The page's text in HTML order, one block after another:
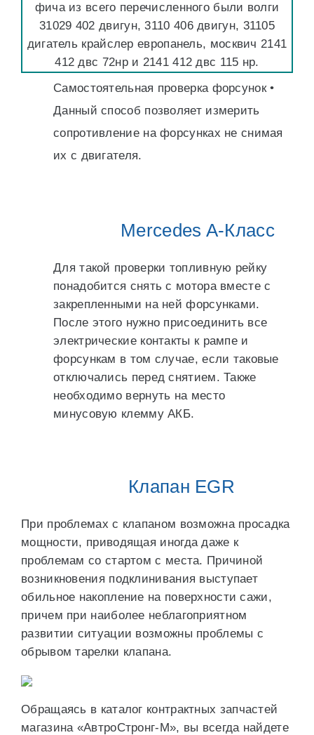
фича из всего перечисленного были волги
31029 402 двигун, 3110 406 двигун, 31105
дигатель крайслер европанель, москвич 2141
412 двс 72нр и 2141 412 двс 115 нр.
Самостоятельная проверка форсунок •
Данный способ позволяет измерить
сопротивление на форсунках не снимая
их с двигателя.
Mercedes A-Класс
Для такой проверки топливную рейку
понадобится снять с мотора вместе с
закрепленными на ней форсунками.
После этого нужно присоединить все
электрические контакты к рампе и
форсункам в том случае, если таковые
отключались перед снятием. Также
необходимо вернуть на место
минусовую клемму АКБ.
Клапан EGR
При проблемах с клапаном возможна просадка
мощности, приводящая иногда даже к
проблемам со стартом с места. Причиной
возникновения подклинивания выступает
обильное накопление на поверхности сажи,
причем при наиболее неблагоприятном
развитии ситуации возможны проблемы с
обрывом тарелки клапана.
Обращаясь в каталог контрактных запчастей
магазина «АвтроСтронг-М», вы всегда найдете